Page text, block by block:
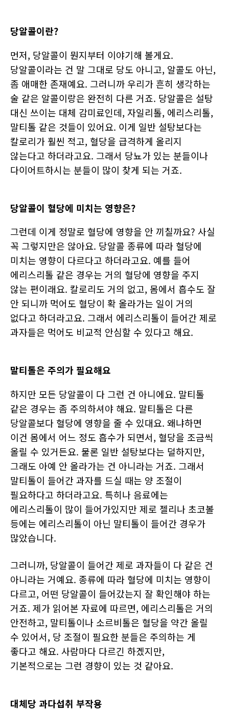
당알콜이란?
먼저, 당알콜이 뭔지부터 이야기해 볼게요.
당알콜이라는 건 말 그대로 당도 아니고, 알콜도 아닌,
좀 애매한 존재예요. 그러니까 우리가 흔히 생각하는
술 같은 알콜이랑은 완전히 다른 거죠. 당알콜은 설탕
대신 쓰이는 대체 감미료인데, 자일리톨, 에리스리톨,
말티톨 같은 것들이 있어요. 이게 일반 설탕보다는
칼로리가 훨씬 적고, 혈당을 급격하게 올리지
않는다고 하더라고요. 그래서 당뇨가 있는 분들이나
다이어트하시는 분들이 많이 찾게 되는 거죠.
당알콜이 혈당에 미치는 영향은?
그런데 이게 정말로 혈당에 영향을 안 끼칠까요? 사실
꼭 그렇지만은 않아요. 당알콜 종류에 따라 혈당에
미치는 영향이 다르다고 하더라고요. 예를 들어
에리스리톨 같은 경우는 거의 혈당에 영향을 주지
않는 편이래요. 칼로리도 거의 없고, 몸에서 흡수도 잘
안 되니까 먹어도 혈당이 확 올라가는 일이 거의
없다고 하더라고요. 그래서 에리스리톨이 들어간 제로
과자들은 먹어도 비교적 안심할 수 있다고 해요.
말티톨은 주의가 필요해요
하지만 모든 당알콜이 다 그런 건 아니에요. 말티톨
같은 경우는 좀 주의하셔야 해요. 말티톨은 다른
당알콜보다 혈당에 영향을 줄 수 있대요. 왜냐하면
이건 몸에서 어느 정도 흡수가 되면서, 혈당을 조금씩
올릴 수 있거든요. 물론 일반 설탕보다는 덜하지만,
그래도 아예 안 올라가는 건 아니라는 거죠. 그래서
말티톨이 들어간 과자를 드실 때는 양 조절이
필요하다고 하더라고요. 특히나 음료에는
에리스리톨이 많이 들어가있지만 제로 젤리나 초코볼
등에는 에리스리톨이 아닌 말티톨이 들어간 경우가
많았습니다.
그러니까, 당알콜이 들어간 제로 과자들이 다 같은 건
아니라는 거예요. 종류에 따라 혈당에 미치는 영향이
다르고, 어떤 당알콜이 들어갔는지 잘 확인해야 하는
거죠. 제가 읽어본 자료에 따르면, 에리스리톨은 거의
안전하고, 말티톨이나 소르비톨은 혈당을 약간 올릴
수 있어서, 당 조절이 필요한 분들은 주의하는 게
좋다고 해요. 사람마다 다르긴 하겠지만,
기본적으로는 그런 경향이 있는 것 같아요.
대체당 과다섭취 부작용